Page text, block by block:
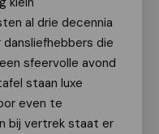
al drie decennia
die
sfeervolle avond
staan luxe
even te
bij vertrek staat er